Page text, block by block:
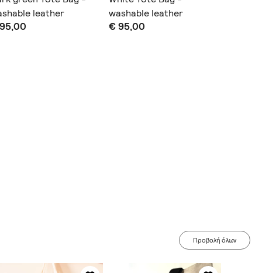
leather
washable leather
€ 95,00
Προβολή όλων